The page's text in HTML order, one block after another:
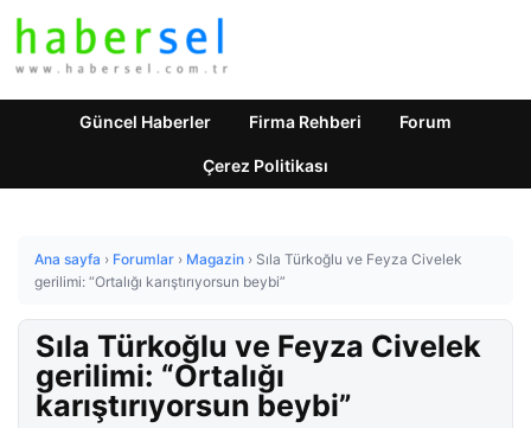
Güncel Haberler Firma Rehberi Forum
Çerez Politikası
Ana sayfa › Forumlar › Magazin › Sıla Türkoğlu ve Feyza Civelek
gerilimi: “Ortalığı karıştırıyorsun beybi”
Sıla Türkoğlu ve Feyza Civelek
gerilimi: “Ortalığı
karıştırıyorsun beybi”